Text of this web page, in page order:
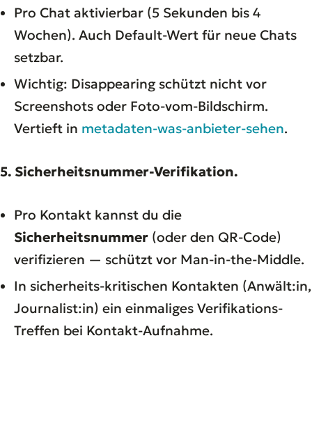
Pro Chat aktivierbar (5 Sekunden bis 4
Wochen). Auch Default-Wert für neue Chats
setzbar.
Wichtig: Disappearing schützt nicht vor
Screenshots oder Foto-vom-Bildschirm.
Vertieft in metadaten-was-anbieter-sehen.
5. Sicherheitsnummer-Verifikation.
Pro Kontakt kannst du die
Sicherheitsnummer (oder den QR-Code)
verifizieren — schützt vor Man-in-the-Middle.
In sicherheits-kritischen Kontakten (Anwält:in,
Journalist:in) ein einmaliges Verifikations-
Treffen bei Kontakt-Aufnahme.